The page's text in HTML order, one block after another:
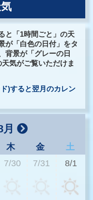
と「1時間ごと」の天
が「白色の日付」をタ
背景が「グレーの日
気がご覧いただけま
)すると翌月のカレン
木 金
土
7/30 7/31 8/1